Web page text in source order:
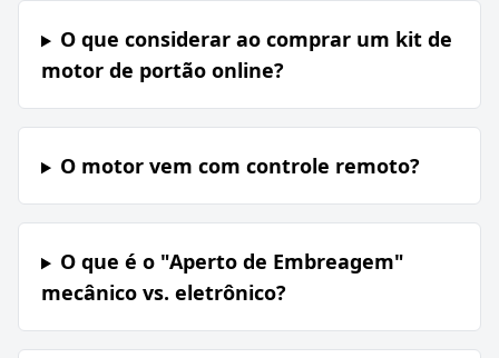
O que considerar ao comprar um kit de
motor de portão online?
O motor vem com controle remoto?
O que é o "Aperto de Embreagem"
mecânico vs. eletrônico?